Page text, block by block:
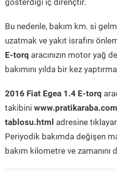
gösterdiği iç dirençtir.
Bu nedenle, bakım km. si
uzatmak ve yakıt israfını
E-torq aracınızın motor yağ
bakımını yılda bir kez
2016 Fiat Egea 1.4 E-torq
takibini
tablosu.html adresine
Periyodik bakımda değişen
bakım kilometre ve